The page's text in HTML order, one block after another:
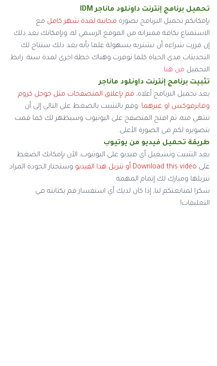
تحميل برنامج إنترنت داونلود ماناجر IDM
بإمكانكم تحميل البرنامج بصورة مجانية لمدة شهر كامل مع
الاستمتاع بكافة مميزاته من الموقع الرسمي له، وبإمكانك بعد ذلك
إن قررت شراءه أن تشتريه بسهولة علما بأنه بعد ذلك ستتاح لك
التحديثات مدى الحياة كلما توفرت وهناك خطة اخرى لمدة سنة. رابط
التحميل من هنا.
تثبيت برنامج إنترنت داونلود ماناجر
بعد تحميل البرنامج أعلاه، قم بإغلاق المتصفحات مثل جوجل كروم
وفايرفوكس او غيرهما. وقم بالتثبيت بالضغط على التالي إلى أن
تنتهي منه، ثم افتح المتصفح على اليوتيوب وسيظهر لك كما قمت
بتصويره لكم في الصورة الأعلى.
طريقة تحميل فيديو من يوتيوب
بعد التثبيت وتشغيل أي فيديو على اليوتيوب، الآن بإمكانك الضغط
على Download this video أو تنزيل هذا الفيديو
وستختار الجودة المراد
تنزيلها ومبارك لك إتمام المهمة.
شكرا لمتابعتكم لنا، إذا كان لديك أي استفسار قم بكتابته في
التعليقات!